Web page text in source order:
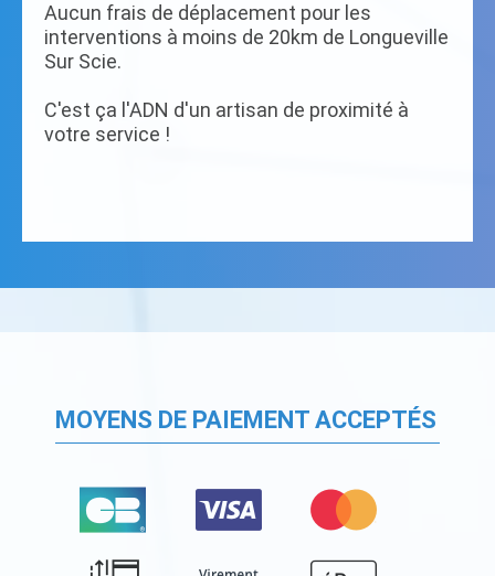
Aucun frais de déplacement pour les
interventions à moins de 20km de Longueville
Sur Scie.
C'est ça l'ADN d'un artisan de proximité à
votre service !
MOYENS DE PAIEMENT ACCEPTÉS